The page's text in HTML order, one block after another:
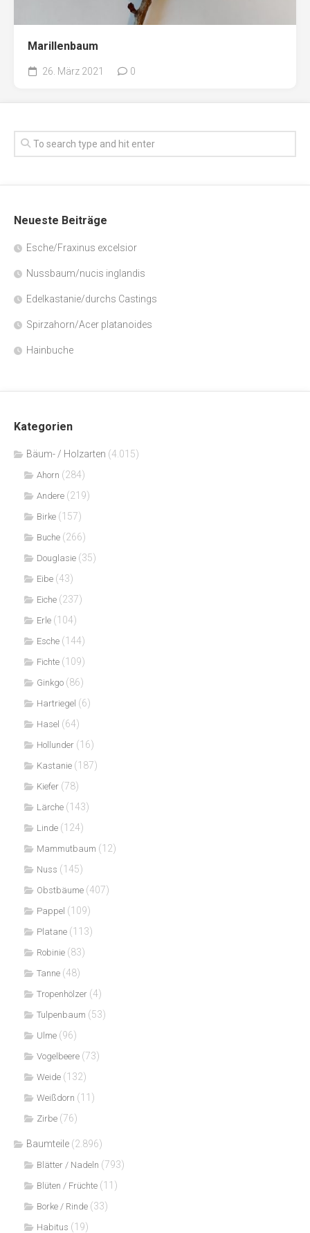
Marillenbaum
26. März 2021 0
Neueste Beiträge
Esche/Fraxinus excelsior
Nussbaum/nucis inglandis
Edelkastanie/durchs Castings
Spirzahorn/Acer platanoides
Hainbuche
Kategorien
Bäum- / Holzarten (4.015)
Ahorn (284)
Andere (219)
Birke (157)
Buche (266)
Douglasie (35)
Eibe (43)
Eiche (237)
Erle (104)
Esche (144)
Fichte (109)
Ginkgo (86)
Hartriegel (6)
Hasel (64)
Hollunder (16)
Kastanie (187)
Kiefer (78)
Lärche (143)
Linde (124)
Mammutbaum (12)
Nuss (145)
Obstbäume (407)
Pappel (109)
Platane (113)
Robinie (83)
Tanne (48)
Tropenhölzer (4)
Tulpenbaum (53)
Ulme (96)
Vogelbeere (73)
Weide (132)
Weißdorn (11)
Zirbe (76)
Baumteile (2.896)
Blätter / Nadeln (793)
Blüten / Früchte (11)
Borke / Rinde (33)
Habitus (19)